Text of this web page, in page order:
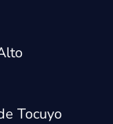
Tocuyo